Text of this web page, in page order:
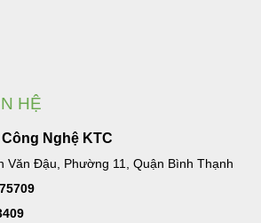
HỆ
Nghệ KTC
Văn Đậu, Phường 11, Quận Bình Thạnh